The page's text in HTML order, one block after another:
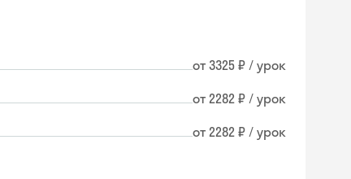
от 3325 ₽ / урок
от 2282 ₽ / урок
от 2282 ₽ / урок